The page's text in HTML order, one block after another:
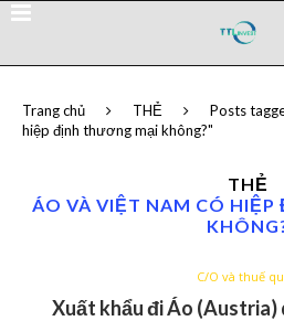
Trang chủ THẺ
Posts
hiệp định thương mại không?"
THẺ
ÁO VÀ VIỆT NAM CÓ
C/O và thuế
Xuất khẩu đi Áo (Austria)